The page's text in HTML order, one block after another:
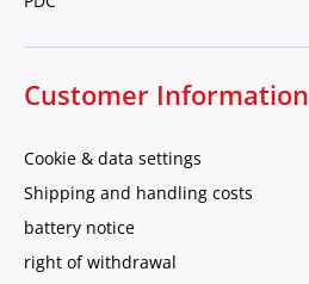
Customer Information
Cookie & data settings
Shipping and handling costs
battery notice
right of withdrawal